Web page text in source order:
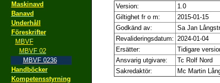
Maskinavd
Banavd
Underhåll
Föreskrifter
MBVF
MBVF 02
MBVF 0236
Handböcker
Kompetensstyrning
Version:
1.0
Giltighet fr o m:
2015-01-15
Godkänd av:
Sa Jan
Revalideringsdatum: 2024-01-04
Ersätter:
Tidigare
Ansvarig utgivare:
Tc Rolf Nord
Sakredaktör:
Mc Martin